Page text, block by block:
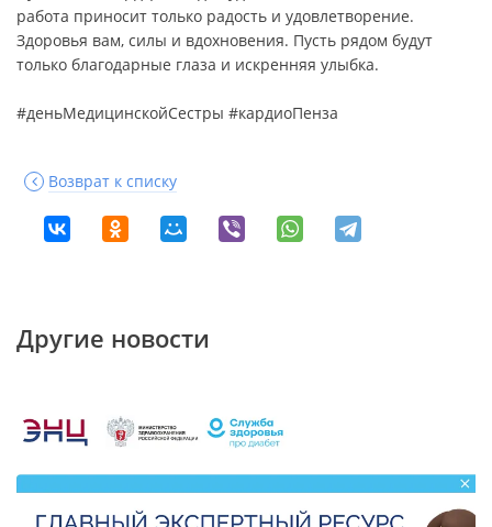
работа приносит только радость и удовлетворение.
Здоровья вам, силы и вдохновения. Пусть рядом будут
только благодарные глаза и искренняя улыбка.
#деньМедицинскойСестры #кардиоПенза
Возврат к списку
Другие новости